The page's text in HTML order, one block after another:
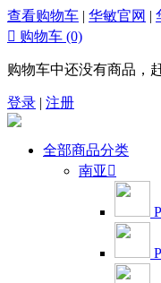
查看购物车 | 华敏官网 |
 购物车 (0)
购物车中还没有商品，
登录 | 注册
全部商品分类
南亚 